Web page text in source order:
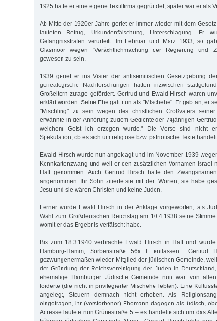
1925 hatte er eine eigene Textilfirma gegründet, später war er als
Ab Mitte der 1920er Jahre geriet er immer wieder mit dem
lauteten Betrug, Urkundenfälschung, Unterschlagung. Er
Gefängnisstrafen verurteilt. Im Februar und März 1933, so
Glasmoor wegen "Verächtlichmachung der Regierung und
gewesen zu sein.
1939 geriet er ins Visier der antisemitischen Gesetzgebung
genealogische Nachforschungen hatten inzwischen
Großeltern zutage gefördert. Gertrud und Ewald Hirsch waren
erklärt worden. Seine Ehe galt nun als "Mischehe". Er gab an, er
"Mischling" zu sein wegen des christlichen Großvaters
erwähnte in der Anhörung zudem Gedichte der 74jährigen
welchem Geist ich erzogen wurde." Die Verse sind nicht
Spekulation, ob es sich um religiöse bzw. patriotische Texte
Ewald Hirsch wurde nun angeklagt und im November 1939
Kennkartenzwang und weil er den zusätzlichen Vornamen Israel
Haft genommen. Auch Gertrud Hirsch hatte den
angenommen. Ihr Sohn zitierte sie mit den Worten, sie habe
Jesu und sie wären Christen und keine Juden.
Ferner wurde Ewald Hirsch in der Anklage vorgeworfen, als
Wahl zum Großdeutschen Reichstag am 10.4.1938 seine
womit er das Ergebnis verfälscht habe.
Bis zum 18.3.1940 verbrachte Ewald Hirsch in Haft und
Hamburg-Hamm, Sorbenstraße 56a I. entlassen. Gertrud
gezwungenermaßen wieder Mitglied der jüdischen Gemeinde,
der Gründung der Reichsvereinigung der Juden in
ehemalige Hamburger Jüdische Gemeinde nun war, von
forderte (die nicht in privilegierter Mischehe lebten). Eine
angelegt, Steuern demnach nicht erhoben. Als
eingetragen, ihr (verstorbener) Ehemann dagegen als jüdisch,
Adresse lautete nun Grünestraße 5 – es handelte sich um das